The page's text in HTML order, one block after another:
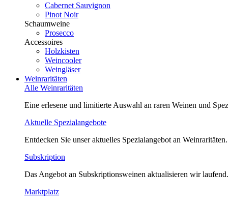
Cabernet Sauvignon
Pinot Noir
Schaumweine
Prosecco
Accessoires
Holzkisten
Weincooler
Weingläser
Weinraritäten
Alle Weinraritäten
Eine erlesene und limitierte Auswahl an raren Weinen und
Aktuelle Spezialangebote
Entdecken Sie unser aktuelles Spezialangebot an Weinraritäten.
Subskription
Das Angebot an Subskriptionsweinen aktualisieren wir laufend.
Marktplatz